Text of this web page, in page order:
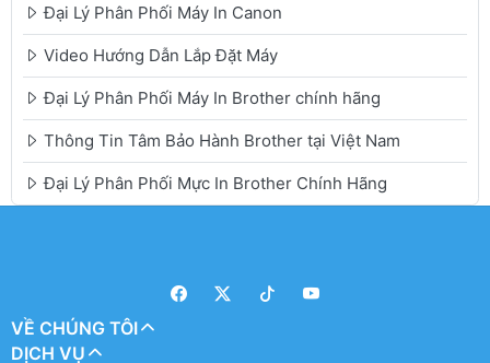
Đại Lý Phân Phối Máy In Canon
Video Hướng Dẫn Lắp Đặt Máy
Đại Lý Phân Phối Máy In Brother chính hãng
Thông Tin Tâm Bảo Hành Brother tại Việt Nam
Đại Lý Phân Phối Mực In Brother Chính Hãng
VỀ CHÚNG TÔI
DỊCH VỤ